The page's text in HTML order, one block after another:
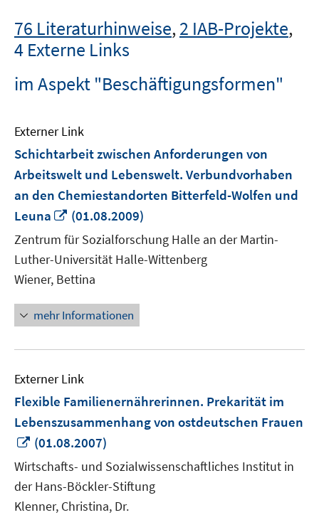
76 Literaturhinweise,2 IAB-Projekte,
4 Externe Links
im Aspekt "Beschäftigungsformen"
Externer Link
Schichtarbeit zwischen Anforderungen von
Arbeitswelt und Lebenswelt. Verbundvorhaben
an den Chemiestandorten Bitterfeld-Wolfen und
Leuna
In
neuem
Fenster
öffnen
(01.08.2009)
Zentrum für Sozialforschung Halle an der Martin-
Luther-Universität Halle-Wittenberg
Wiener, Bettina
mehr Informationen
Externer Link
Flexible Familienernährerinnen. Prekarität im
Lebenszusammenhang von ostdeutschen Frauen
In
neuem
Fenster
öffnen
(01.08.2007)
Wirtschafts- und Sozialwissenschaftliches Institut in
der Hans-Böckler-Stiftung
Klenner, Christina, Dr.